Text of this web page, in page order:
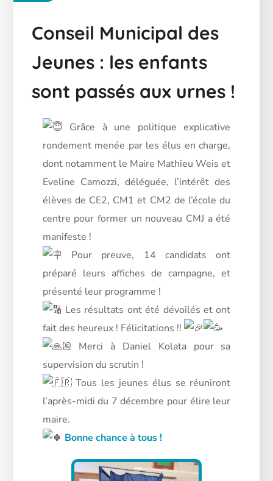
Conseil Municipal des
Jeunes : les enfants
sont passés aux urnes !
Grâce à une politique explicative
rondement menée par les élus en charge,
dont notamment le Maire Mathieu Weis et
Eveline Camozzi, déléguée, l’intérêt des
élèves de CE2, CM1 et CM2 de l’école du
centre pour former un nouveau CMJ a été
manifeste !
Pour preuve, 14 candidats ont
préparé leurs affiches de campagne, et
présenté leur programme !
Les résultats ont été dévoilés et ont
fait des heureux ! Félicitations !!
Merci à Daniel Kolata pour sa
supervision du scrutin !
Tous les jeunes élus se réuniront
l’après-midi du 7 décembre pour élire leur
maire.
Bonne chance à tous !